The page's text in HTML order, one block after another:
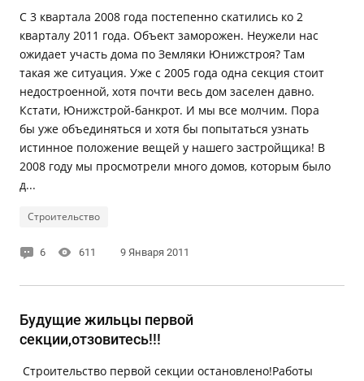
С 3 квартала 2008 года постепенно скатились ко 2
кварталу 2011 года. Объект заморожен. Неужели нас
ожидает участь дома по Земляки Юнижстроя? Там
такая же ситуация. Уже с 2005 года одна секция стоит
недостроенной, хотя почти весь дом заселен давно.
Кстати, Юнижстрой-банкрот. И мы все молчим. Пора
бы уже объединяться и хотя бы попытаться узнать
истинное положение вещей у нашего застройщика! В
2008 году мы просмотрели много домов, которым было
д...
Строительство
6 611 9 Января 2011
Будущие жильцы первой
секции,отзовитесь!!!
Строительство первой секции остановлено!Работы